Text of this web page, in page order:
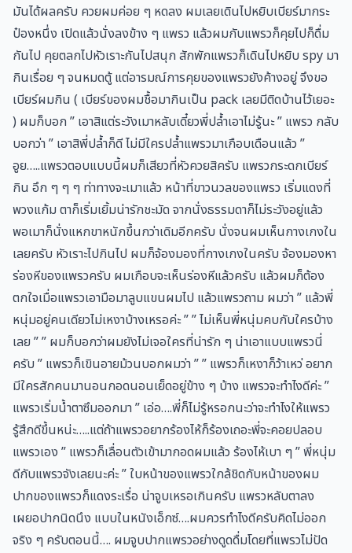
มันได้ผลครับ ควยผมค่อย ๆ หดลง ผมเลยเดินไปหยิบเบียร์มากระ
ป๋องหนึ่ง เปิดแล้วนั่งลงข้าง ๆ แพรว แล้วผมกับแพรวก็คุยไปก็ดื่ม
กันไป คุยตลกไปหัวเราะกันไปสนุก สักพักแพรวก็เดินไปหยิบ spy มา
กินเรื่อย ๆ จนหมดตู้ แต่อารมณ์การคุยของแพรวยังค้างอยู่ จึงขอ
เบียร์ผมกิน ( เบียร์ของผมชื้อมากินเป็น pack เลยมีติดบ้านไว้เยอะ
) ผมก็บอก ” เอาสิแต่ระวังเมาหลับเดี๋ยวพี่ปล้ำเอาไม่รู้นะ ” แพรว กลับ
บอกว่า ” เอาสิพี่ปล้ำก็ดี ไม่มีใครปล้ำแพรวมาเกือบเดือนแล้ว ”
อูย…..แพรวตอบแบบนี้ผมก็เสียวที่หัวควยสิครับ แพรวกระดกเบียร์
กิน อึก ๆ ๆ ๆ ท่าทางจะเมาแล้ว หน้าที่ขาวนวลของแพรว เริ่มแดงที่
พวงแก้ม ตาก็เริ่มเยิ้มน่ารักชะมัด จากนั่งธรรมดาก็ไม่ระวังอยู่แล้ว
พอเมาก็นั่งแหกขาหนักขึ้นกว่าเดิมอีกครับ นั่งจนผมเห็นกางเกงใน
เลยครับ หัวเราะไปกินไป ผมก็จ้องมองที่กางเกงในครับ จ้องมองหา
ร่องหีของแพรวครับ ผมเกือบจะเห็นร่องหีแล้วครับ แล้วผมก็ต้อง
ตกใจเมื่อแพรวเอามือมาลูบแขนผมไป แล้วแพรวถาม ผมว่า ” แล้วพี่
หนุ่มอยู่คนเดียวไม่เหงาบ้างเหรอค่ะ ” ” ไม่เห็นพี่หนุ่มคบกับใครบ้าง
เลย ” ” ผมก็บอกว่าผมยังไม่เจอใครที่น่ารัก ๆ น่าเอาแบบแพรวนี่
ครับ ” แพรวก็เขินอายม้วนบอกผมว่า ” ” แพรวก็เหงาก็ว้าเหว่ อยาก
มีใครสักคนมานอนกอดนอนเย็ดอยู่ข้าง ๆ บ้าง แพรวจะทำไงดีค่ะ ”
แพรวเริ่มน้ำตาซึมออกมา ” เอ่อ….พี่ก็ไม่รู้หรอกนะว่าจะทำไงให้แพรว
รู้สึกดีขึ้นหน่ะ…..แต่ถ้าแพรวอยากร้องไห้ก็ร้องเถอะพี่จะคอยปลอบ
แพรวเอง ” แพรวก็เลื่อนตัวเข้ามากอดผมแล้ว ร้องไห้เบา ๆ ” พี่หนุ่ม
ดีกับแพรวจังเลยนะค่ะ ” ใบหน้าของแพรวใกล้ชิดกับหน้าของผม
ปากของแพรวก็แดงระเรื่อ น่าจูบเหรอเกินครับ แพรวหลับตาลง
เผยอปากนิดนึง แบบในหนังเอ็กซ์….ผมควรทำไงดีครับคิดไม่ออก
จริง ๆ ครับตอนนี้…. ผมจูบปากแพรวอย่างดูดดื่มโดยที่แพรวไม่ปัด